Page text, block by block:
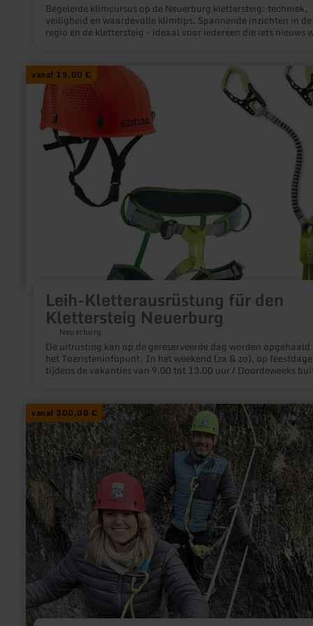
Begeleide klimcursus op de Neuerburg klettersteig: techniek,
veiligheid en waardevolle klimtips. Spannende inzichten in de
regio en de klettersteig - ideaal voor iedereen die iets nieuws
vanaf 15,00 €
Leih-Kletterausrüstung für den
Klettersteig Neuerburg
Neuerburg
De uitrusting kan op de gereserveerde dag worden
het Toeristeninfopunt: In het weekend (za & zo), op feestdagen en
tijdens de vakanties van 9.00 tot 13.00 uur / Doordeweeks
06525/933930 om de actuele beschikbaarheid te controleren.
informatie
over:
Leih-
Kletterausrüstung
Klettersteig
Neuerburg
vanaf 300,00 €
informatie
over:
Kletterkurs
für
individuelle
Gruppen